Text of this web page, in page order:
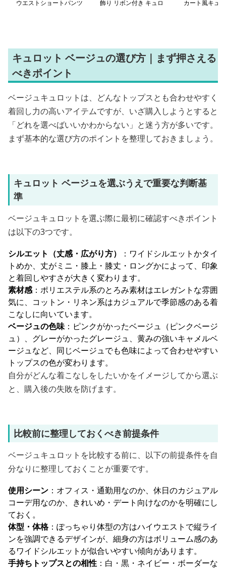
ウエストショートパンツ
飾り リボン付き キュロ
カート風キュ
キュロット ベージュの選び方｜まず押さえる
べきポイント
ベージュキュロットは、どんなトップスとも合わせやすく
着回し力の高いアイテムですが、いざ購入しようとすると
「どれを選べばいいかわからない」と迷う方が多いです。
まず基本的な選び方のポイントを整理しておきましょう。
キュロット ベージュを選ぶうえで重要な判断基
準
ベージュキュロットを選ぶ際に最初に確認すべきポイント
は以下の3つです。
シルエット（丈感・広がり方）
：ワイドシルエットかタイ
トめか、丈がミニ・膝上・膝丈・ロングかによって、印象
と着回しやすさが大きく変わります。
素材感：ポリエステル系のとろみ素材はエレガントな雰囲
気に、コットン・リネン系はカジュアルで季節感のある着
こなしに向いています。
ベージュの色味：ピンクがかったベージュ（ピンクベージ
ュ）、グレーがかったグレージュ、黄みの強いキャメルベ
ージュなど、同じベージュでも色味によって合わせやすい
トップスの色が変わります。
自分がどんな着こなしをしたいかをイメージしてから選ぶ
と、購入後の失敗を防げます。
比較前に整理しておくべき前提条件
ベージュキュロットを比較する前に、以下の前提条件を自
分なりに整理しておくことが重要です。
使用シーン ：オフィス・通勤用なのか、休日のカジュアル
コーデ用なのか、きれいめ・デート向けなのかを明確にし
ておく。
体型・体格：ぽっちゃり体型の方はハイウエストで縦ライ
ンを強調できるデザインが、細身の方はボリューム感のあ
るワイドシルエットが似合いやすい傾向があります。
手持ちトップスとの相性 ：白・黒・ネイビー・ボーダーな